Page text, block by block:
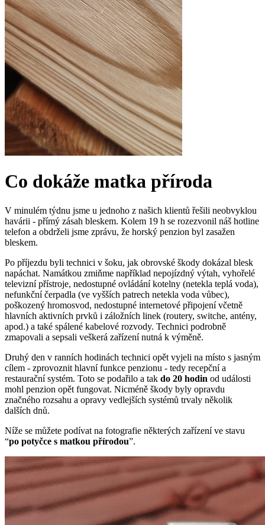
Co dokáže matka příroda
V minulém týdnu jsme u jednoho z našich klientů řešili neobvyklou
havárii - přímý zásah bleskem. Kolem 19 h se rozezvonil náš hotline
telefon a obdrželi jsme zprávu, že horský penzion byl zasažen
bleskem.
Po příjezdu byli technici v šoku, jak obrovské škody dokázal blesk
napáchat. Namátkou zmiňme například nepojízdný výtah, vyhořelé
televizní přístroje, nedostupné ovládání kotelny (netekla teplá voda),
nefunkční čerpadla (ve vyšších patrech netekla voda vůbec),
poškozený hromosvod, nedostupné internetové připojení včetně
hlavních aktivních prvků i záložních linek (routery, switche, antény,
apod.) a také spálené kabelové rozvody. Technici podrobně
zmapovali a sepsali veškerá zařízení nutná k výměně.
Druhý den v ranních hodinách technici opět vyjeli na místo s jasným
cílem - zprovoznit hlavní funkce penzionu - tedy recepční a
restaurační systém. Toto se podařilo a tak do 20 hodin od události
mohl penzion opět fungovat. Nicméně škody byly opravdu
značného rozsahu a opravy vedlejších systémů trvaly několik
dalších dnů.
Níže se můžete podívat na fotografie některých zařízení ve stavu
“po potyčce s matkou přírodou”.